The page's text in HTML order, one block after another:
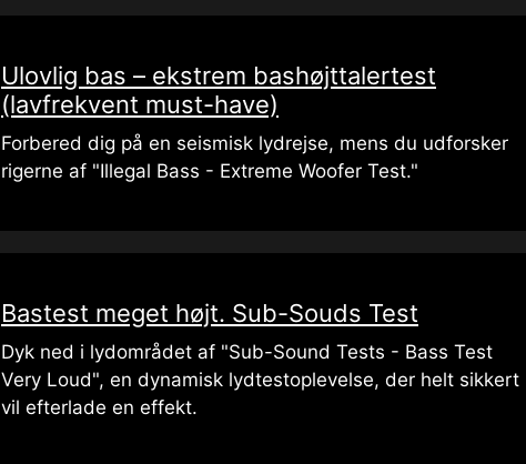
Ulovlig bas – ekstrem bashøjttalertest
(lavfrekvent must-have)
Forbered dig på en seismisk lydrejse, mens du udforsker
rigerne af "Illegal Bass - Extreme Woofer Test."
Bastest meget højt. Sub-Souds Test
Dyk ned i lydområdet af "Sub-Sound Tests - Bass Test
Very Loud", en dynamisk lydtestoplevelse, der helt sikkert
vil efterlade en effekt.